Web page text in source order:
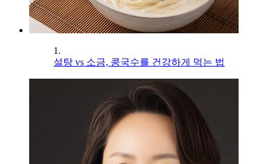
1.
설탕 vs 소금, 콩국수를 건강하게 먹는 법